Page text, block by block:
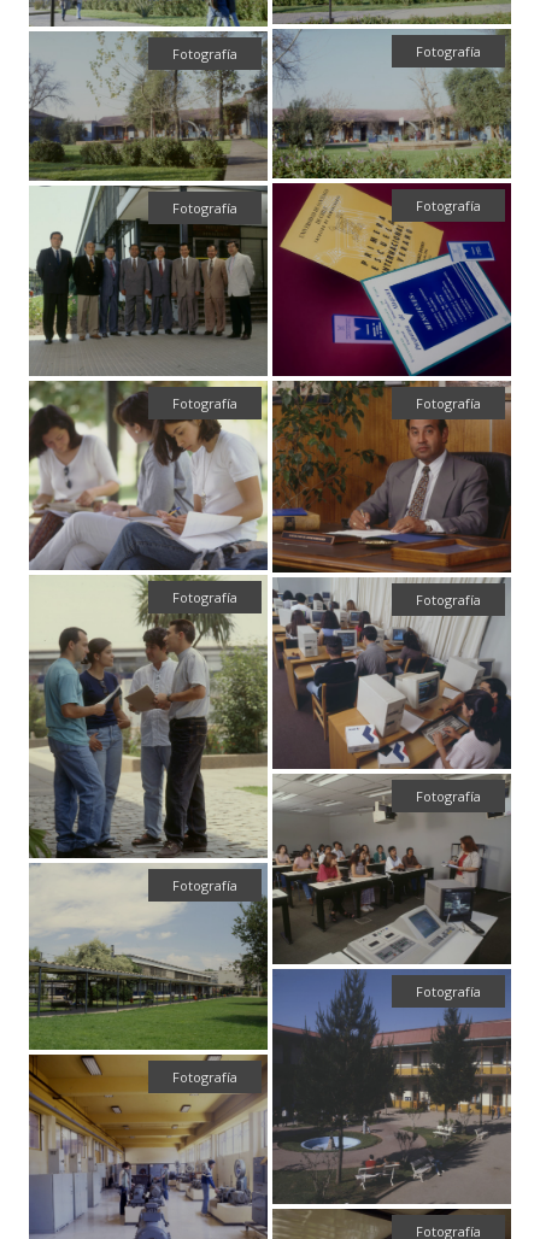
Fotografía
Fotografía
Fotografía
Fotografía
Fotografía
Fotografía
Fotografía Fotografía
Fotografía
Fotografía
Fotografía
Fotografía
Fotografía